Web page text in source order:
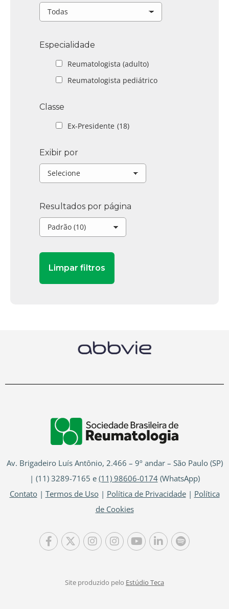
Especialidade
Reumatologista (adulto)
Reumatologista pediátrico
Classe
Ex-Presidente (18)
Exibir por
Resultados por página
Av. Brigadeiro Luís Antônio, 2.466 – 9º andar – São Paulo (SP)
| (11) 3289-7165 e (11) 98606-0174(WhatsApp)
Contato| Termos de Uso| Política de Privacidade| Política
de Cookies
Site produzido pelo Estúdio Teca